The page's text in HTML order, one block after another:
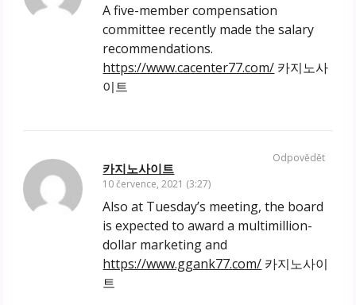
A five-member compensation
committee recently made the salary
recommendations.
https://www.cacenter77.com/ 카지노사
이트
카지노사이트
10 července, 2021 (3:27)
Also at Tuesday’s meeting, the board
is expected to award a multimillion-
dollar marketing and
https://www.ggank77.com/ 카지노사이
트
Odpovědět